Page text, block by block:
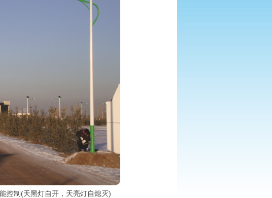
制(天黑灯自开，天亮灯自熄灭)